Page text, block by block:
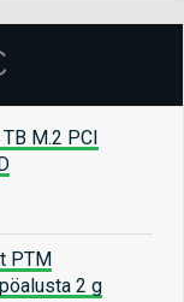
M.2 PCI
PTM
2 g